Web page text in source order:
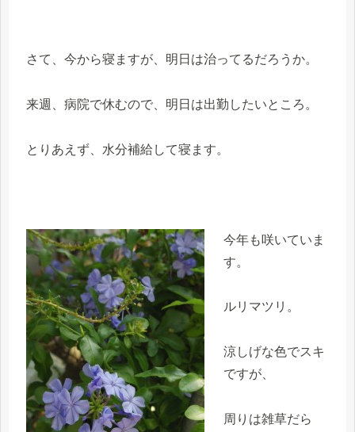
さて、今から寝ますが、明日は治ってるだろうか。
来週、病院で休むので、明日は出勤したいところ。
とりあえず、水分補給して寝ます。
今年も咲いていま
す。
ルリマツリ。
涼しげな色でスキ
ですが、
周りは雑草だら